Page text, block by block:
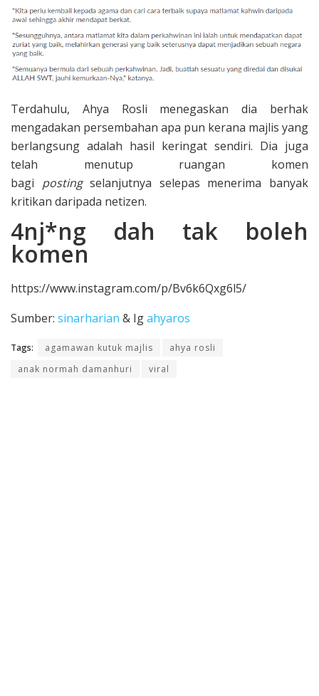
Terdahulu, Ahya Rosli menegaskan dia berhak
mengadakan persembahan apa pun kerana majlis yang
berlangsung adalah hasil keringat sendiri. Dia juga
telah menutup ruangan komen
bagi postingselanjutnya selepas menerima banyak
kritikan daripada netizen.
4nj*ng dah tak boleh
komen
https://www.instagram.com/p/Bv6k6Qxg6l5/
Sumber: sinarharian & Igahyaros
Tags: agamawan kutuk majlis
ahya rosli
anak normah damanhuri
viral